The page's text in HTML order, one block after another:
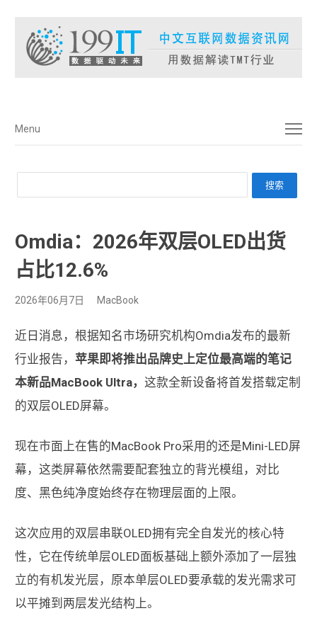
菜单
Menu
Omdia：2026年双层OLED出货
占比12.6%
2026年06月7日 MacBook
近日消息，根据知名市场研究机构Omdia发布的最新
行业报告， 苹果即将推出品牌史上定位最高端的笔记
本新品MacBook Ultra， 这款全新设备将首发搭载定制
的双层OLED屏幕。
现在市面上在售的MacBook Pro采用的还是Mini-LED屏
幕，这类屏幕依然需要配套独立的背光模组，对比
度、黑色纯净度始终存在物理层面的上限。
这次应用的双层串联OLED拥有完全自发光的核心特
性，它在传统单层OLED面板基础上额外添加了一层独
立的有机发光层，原本单层OLED要承载的发光需求可
以平摊到两层发光结构上。